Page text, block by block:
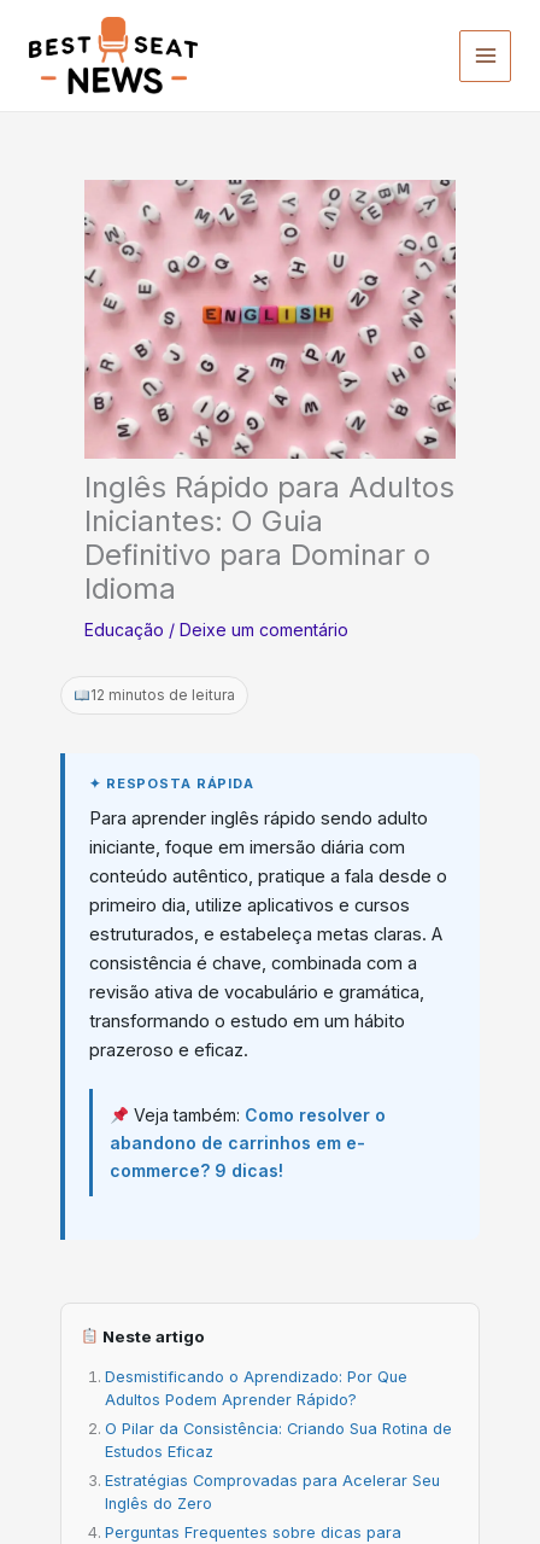
para
conteúdo
Inglês Rápido para Adultos
Iniciantes: O Guia
Definitivo para Dominar o
Idioma
Educação / Deixe um comentário
12 minutos de leitura
Para aprender inglês rápido sendo adulto
iniciante, foque em imersão diária com
conteúdo autêntico, pratique a fala desde o
primeiro dia, utilize aplicativos e cursos
estruturados, e estabeleça metas claras. A
consistência é chave, combinada com a
revisão ativa de vocabulário e gramática,
transformando o estudo em um hábito
prazeroso e eficaz.
Veja também: Como resolver o
abandono de carrinhos em e-
commerce? 9 dicas!
Neste artigo
Desmistificando o Aprendizado: Por Que
Adultos Podem Aprender Rápido?
O Pilar da Consistência: Criando Sua Rotina de
Estudos Eficaz
Estratégias Comprovadas para Acelerar Seu
Inglês do Zero
Perguntas Frequentes sobre dicas para